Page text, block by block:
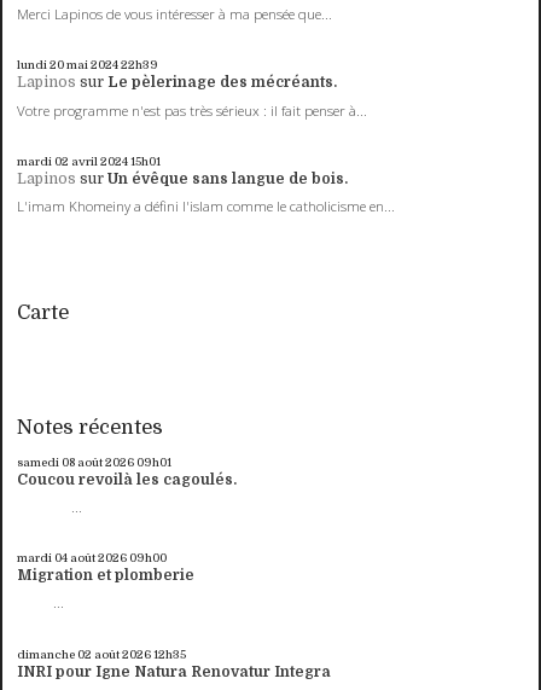
Merci Lapinos de vous intéresser à ma pensée que...
lundi 20mai 202422h39
Lapinos sur Le pèlerinage des mécréants.
Votre programme n'est pas très sérieux : il fait penser à...
mardi 02 avril 202415h01
Lapinos surUn évêque sans langue de bois.
L'imam Khomeiny a défini l'islam comme le catholicisme en...
Carte
Notes récentes
samedi 08 août 2026 09h01
Coucou revoilà les cagoulés.
mardi 04 août 2026 09h00
Migration et plomberie
...
dimanche 02 août 202612h35
INRI pour Igne Natura Renovatur Integra